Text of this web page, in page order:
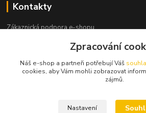
Kontakty
Zákaznická podpora e-shopu
info@elektronymburk.cz
Zpracování
Náš e-shop a partneři potřebují Váš
cookies, aby Vám mohli zobrazovat
zájmů.
Nastavení